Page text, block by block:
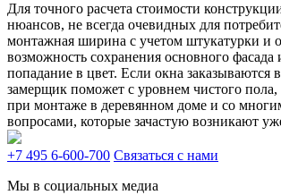
Для точного расчета стоимости
нюансов, не всегда очевидных для
монтажная ширина с учетом штукатурки и
возможность сохранения основного фасада
попадание в цвет. Если окна заказываются
замерщик поможет с уровнем чистого
при монтаже в деревянном доме и со
вопросами, которые зачастую возникают
+7 495 6-600-700 Связаться с нами
Мы в социальных медиа